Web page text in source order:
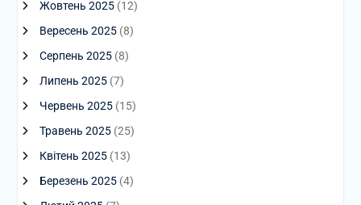
Жовтень 2025(12)
Вересень 2025(8)
Серпень 2025(8)
Липень 2025(7)
Червень 2025(15)
Травень 2025(25)
Квітень 2025(13)
Березень 2025(4)